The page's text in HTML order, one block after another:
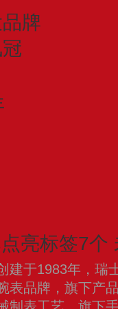
牌
亮标签7个
建于1983年，瑞
表品牌，旗下产